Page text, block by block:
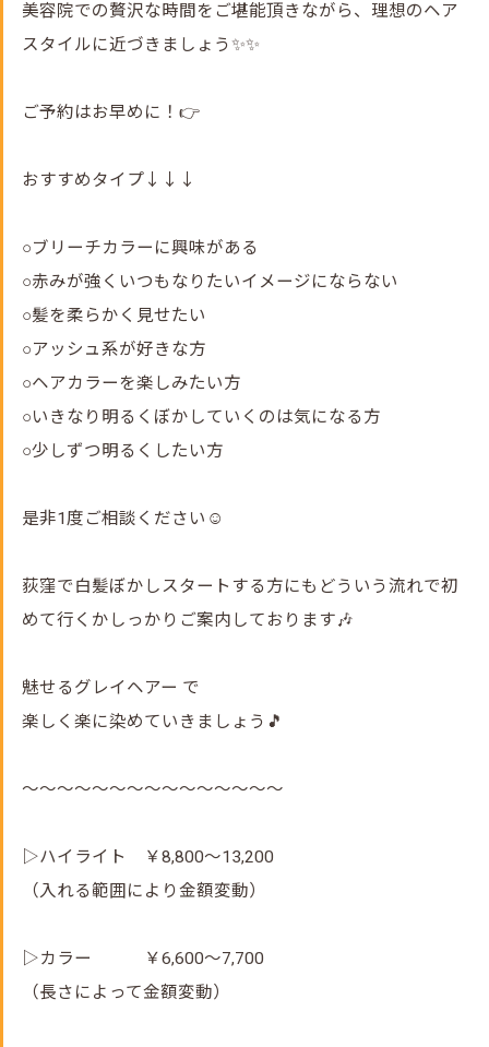
美容院での贅沢な時間をご堪能頂きながら、理想のヘア
スタイルに近づきましょう✨✨
ご予約はお早めに！👉
おすすめタイプ↓↓↓
○ブリーチカラーに興味がある
○赤みが強くいつもなりたいイメージにならない
○髪を柔らかく見せたい
○アッシュ系が好きな方
○ヘアカラーを楽しみたい方
○いきなり明るくぼかしていくのは気になる方
○少しずつ明るくしたい方
是非1度ご相談ください☺️
荻窪で白髪ぼかしスタートする方にもどういう流れで初
めて行くかしっかりご案内しております🎶
魅せるグレイヘアー で
楽しく楽に染めていきましょう🎵
～～～～～～～～～～～～～～～
▷ハイライト ￥8,800～13,200
（入れる範囲により金額変動）
▷カラー ￥6,600～7,700
（長さによって金額変動）